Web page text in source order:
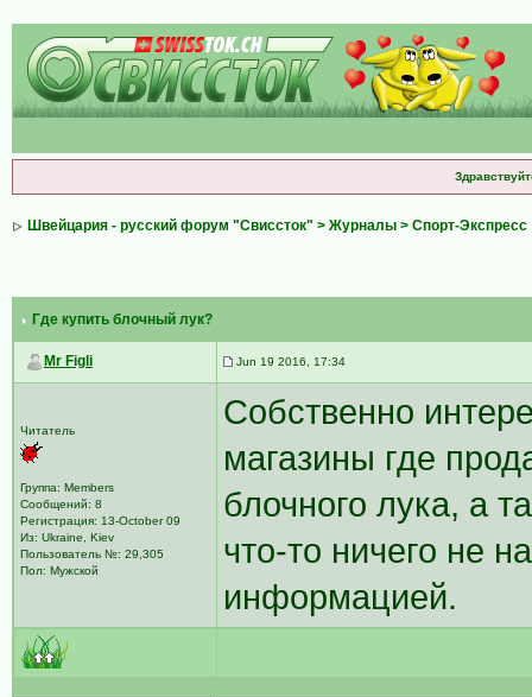
Швейцария - русский форум "Свиссток" > Журналы> Спорт-Экспресс
Где купить блочный лук?
Mr Figli Jun 19 2016, 17:34
Читатель
Группа: Members
Сообщений: 8
Регистрация: 13-October 09
Из: Ukraine, Kiev
Пользователь №: 29,305
Пол: Мужской
Собственно
магазины где
блочного лука, а
что-то ничего не
информацией.